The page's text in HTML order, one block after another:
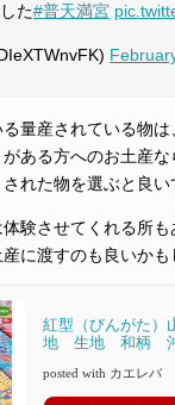
た#普天満宮
量産されている物
ある方へのお土産
れた物を選ぶと良い
験させてくれる所
に渡すのも良いかも
紅型（びんがた
地 生地 和柄 沖
posted with カエレバ